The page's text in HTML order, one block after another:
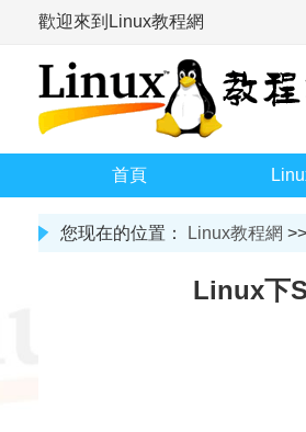
歡迎來到Linux教程網
首頁
您现在的位置： Linux教程網 >>
Linux下